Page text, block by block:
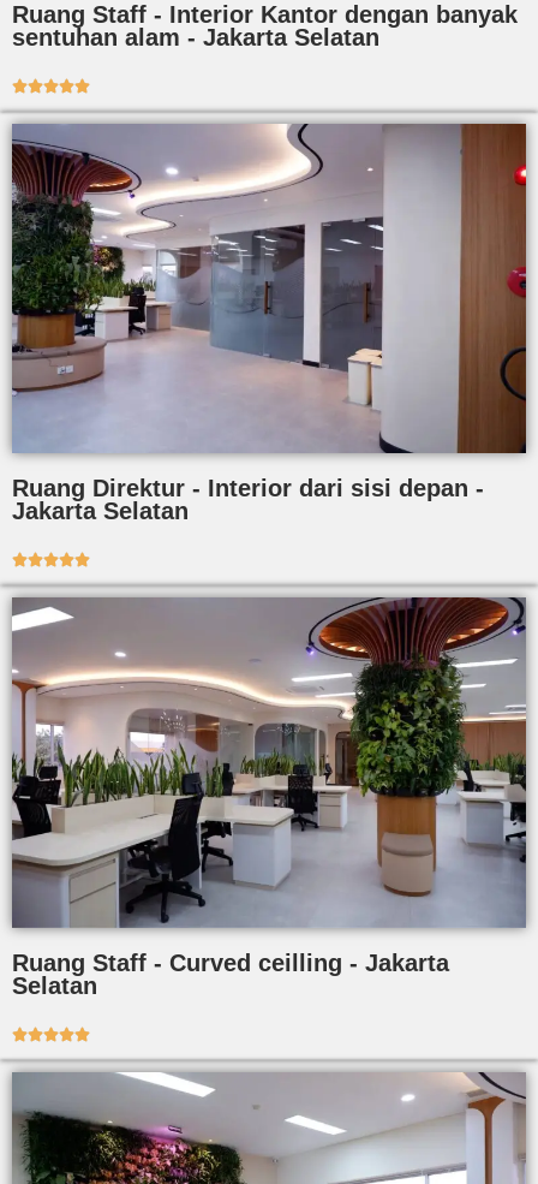
Ruang Staff - Interior Kantor dengan banyak
sentuhan alam - Jakarta Selatan

Ruang Direktur - Interior dari sisi depan -
Jakarta Selatan

Ruang Staff - Curved ceilling - Jakarta
Selatan
